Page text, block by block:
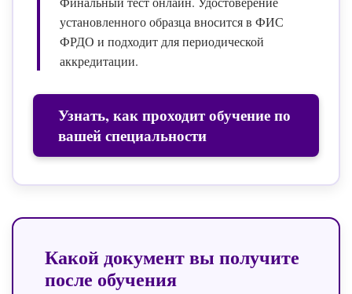
установленного образца вносится в ФИС
ФРДО и подходит для периодической
аккредитации.
Узнать, как проходит обучение по
вашей специальности
Какой документ вы получите
после обучения